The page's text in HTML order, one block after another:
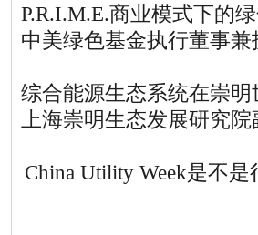
P.R.I.M.E.商业模式下的
中美绿色基金执行董事
综合能源生态系统在崇
上海崇明生态发展研究
China Utility Week是不